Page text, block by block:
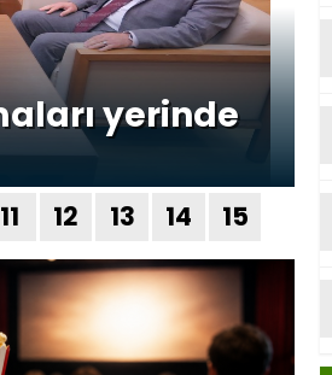
yerinde
11 12 13 14 15